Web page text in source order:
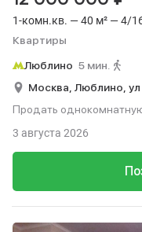
1-комн.кв. — 40 м² — 4/
Квартиры
Люблино 5 мин.
Москва, Люблино,
Продать
3 августа 2026